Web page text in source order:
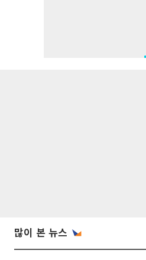
많이 본 뉴스